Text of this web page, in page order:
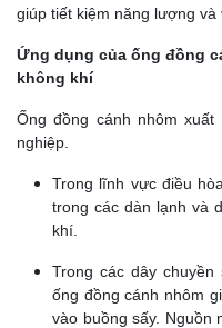
giúp tiết kiệm năng lượng và
Ứng dụng của ống đồng
không khí
Ống đồng cánh nhôm
nghiệp.
Trong lĩnh vực điều
trong các dàn lạnh và
khí.
Trong các dây
ống đồng cánh nhôm
vào buồng sấy.